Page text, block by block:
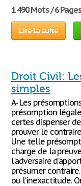
1 490 Mots / 6
Lire la suite
Droit Civil:
simples
A- Les
présomption
certes dispenser
prouver le
Une telle
charge de la
l'adversaire
présumer
ou l’inexactitude.